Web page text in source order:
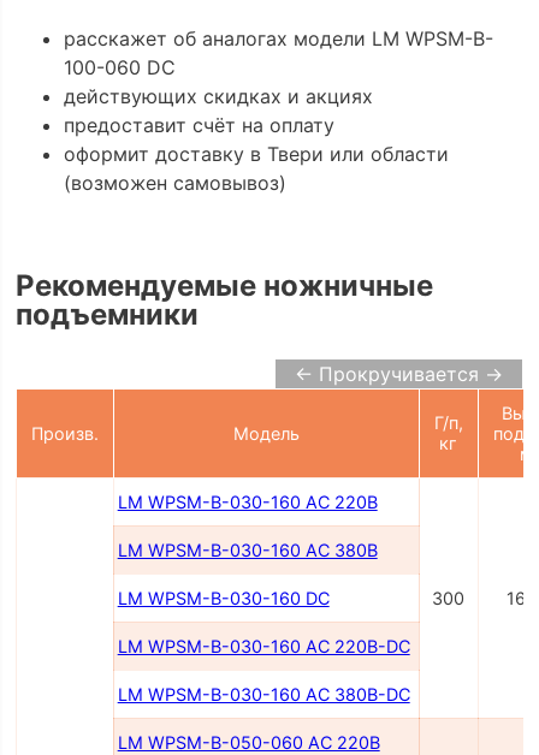
расскажет об аналогах модели LM WPSM-B-
100-060 DC
действующих скидках и акциях
предоставит счёт на оплату
оформит доставку в Твери или области
(возможен самовывоз)
Рекомендуемые ножничные
подъемники
← Прокручивается →
Произв. Модель
Г/п,
кг
LM WPSM-B-030-160 AC 220В
300
LM WPSM-B-030-160 AC 380В
LM WPSM-B-030-160 DC
LM WPSM-B-030-160 AC 220B-DC
LM WPSM-B-030-160 AC 380B-DC
LM WPSM-B-050-060 AC 220B